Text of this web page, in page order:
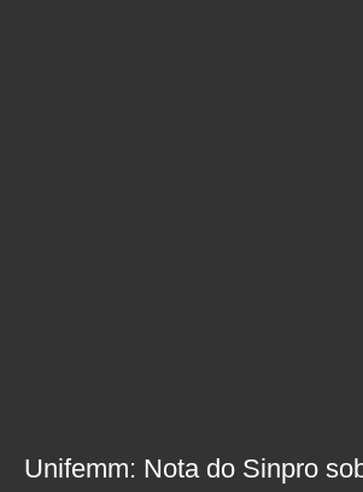
Unifemm: Nota do Sinpro